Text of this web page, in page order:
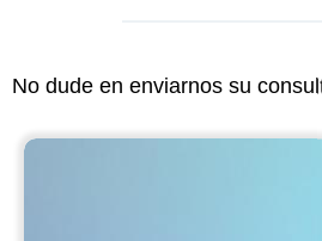
No dude en enviarnos su